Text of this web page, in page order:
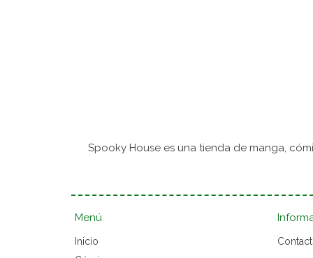
Spooky House es una tienda de manga,
Menú
Inicio